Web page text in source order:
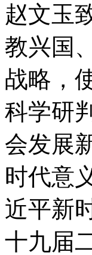
赵文玉
教兴国
战略，
科学研
会发展
时代意
近平新
十九届